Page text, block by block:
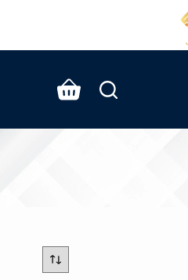
عربة
التسوق